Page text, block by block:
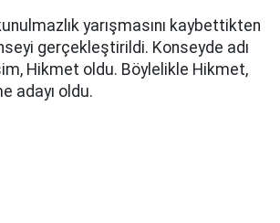
yarışmasını kaybettikten
gerçekleştirildi. Konseyde adı
Hikmet oldu. Böylelikle Hikmet,
adayı oldu.